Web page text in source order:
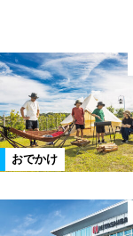
おでかけ